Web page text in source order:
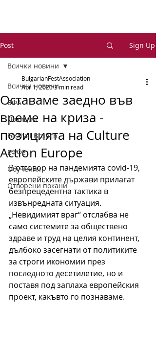
Post Sign Up
Всички новини
БФА
Позиции
Festival Brunch
ЕФФЕ
Обучения
Отворени покани
Всички новини
Оставаме заедно във
време на криза -
позицията на Culture
Action Europe
BulgarianFestAssociation
Apr 1, 20203 min read
В отговор на пандемията covid-19,
европейските държави прилагат
безпрецедентна тактика в
извънредната ситуация.
„Невидимият враг“ отслабва не
само системите за обществено
здраве и труд на целия континент,
дълбоко засегнати от политиките
за строги икономии през
последното десетилетие, но и
поставя под заплаха европейския
проект, какъвто го познаваме.